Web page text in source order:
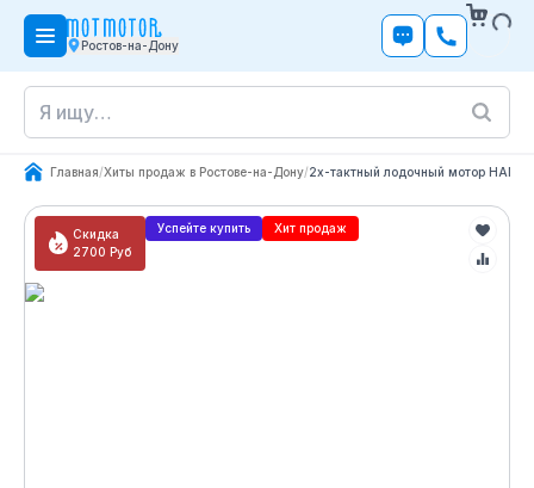
Ростов-на-Дону
Главная/Хиты продаж в Ростове-на-Дону/2х-тактный лодочный мотор
Скидка
2700 Руб
Успейте купить Хит продаж